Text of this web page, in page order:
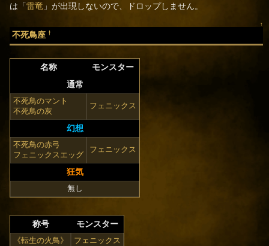
は「雷竜 」が出現しないので、ドロップしません。
↑
不死鳥座 †
名称
モンスター
通常
不死鳥のマント
不死鳥の灰
フェニックス
幻想
不死鳥の赤弓
フェニックスエッグ
フェニックス
狂気
無し
称号 モンスター
《転生の火鳥》 フェニックス